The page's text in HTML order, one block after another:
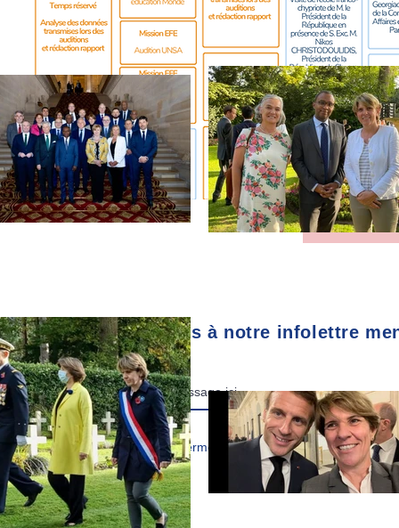
TOUS
Abonnez-vous à notre infolettre
E-mail
J’accepte les termes et conditions